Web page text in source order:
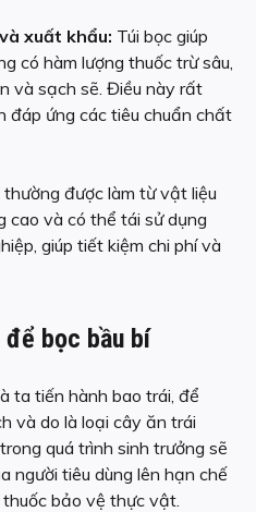
xuất khẩu: Túi bọc giúp
có hàm lượng thuốc trừ sâu,
và sạch sẽ. Điều này rất
đáp ứng các tiêu chuẩn chất
thường được làm từ vật liệu
cao và có thể tái sử dụng
giúp tiết kiệm chi phí và
bọc bầu bí
ta tiến hành bao trái, để
và do là loại cây ăn trái
quá trình sinh trưởng sẽ
người tiêu dùng lên hạn chế
bảo vệ thực vật.